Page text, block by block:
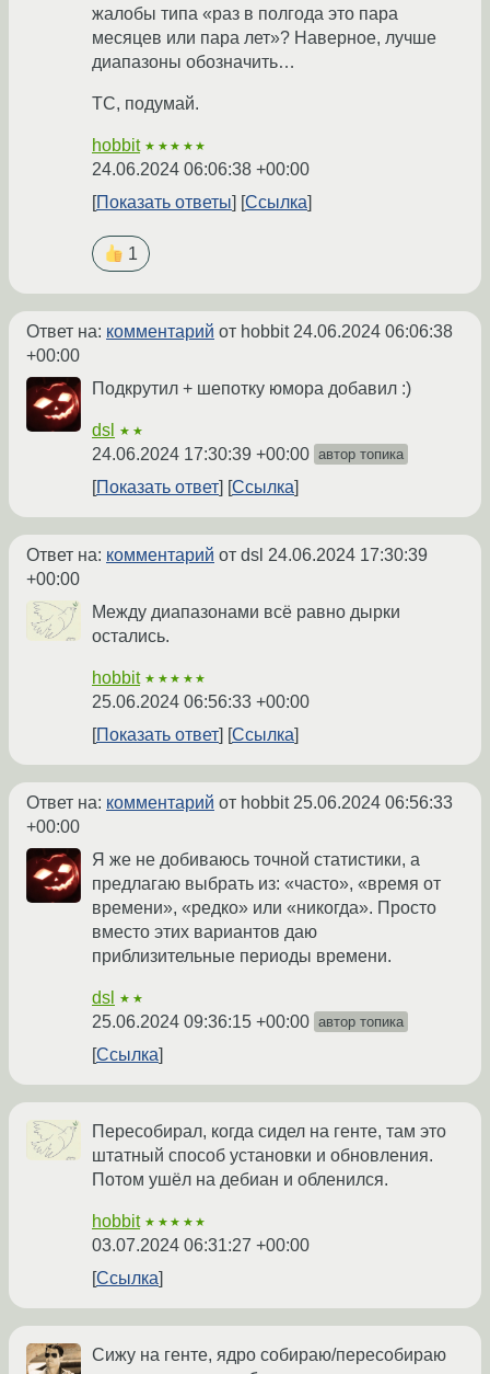
жалобы типа «раз в полгода это пара
месяцев или пара лет»? Наверное, лучше
диапазоны обозначить…
ТС, подумай.
hobbit ★★★★★
24.06.2024 06:06:38 +00:00
Показать ответы
Ссылка
1
Ответ на: комментарий от hobbit 24.06.2024 06:06:38
+00:00
Подкрутил + шепотку юмора добавил :)
dsl ★★
24.06.2024 17:30:39 +00:00 автор топика
Показать ответ Ссылка
Ответ на: комментарий от dsl 24.06.2024 17:30:39
+00:00
Между диапазонами всё равно дырки
остались.
hobbit ★★★★★
25.06.2024 06:56:33 +00:00
Показать ответ
Ссылка
Ответ на: комментарий от hobbit 25.06.2024 06:56:33
+00:00
Я же не добиваюсь точной статистики, а
предлагаю выбрать из: «часто», «время от
времени», «редко» или «никогда». Просто
вместо этих вариантов даю
приблизительные периоды времени.
dsl ★★
25.06.2024 09:36:15 +00:00 автор топика
Ссылка
Пересобирал, когда сидел на генте, там это
штатный способ установки и обновления.
Потом ушёл на дебиан и обленился.
hobbit ★★★★★
03.07.2024 06:31:27 +00:00
Ссылка
Сижу на генте, ядро собираю/пересобираю